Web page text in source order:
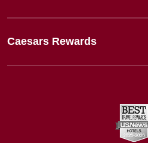
Caesars Rewards